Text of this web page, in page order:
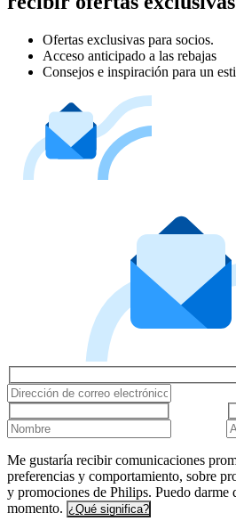
Ofertas exclusivas para socios.
Acceso anticipado a las rebajas
Consejos e inspiración para un
Me gustaría recibir comunicaciones
preferencias y comportamiento, sobre
y promociones de Philips. Puedo darme
momento. ¿Qué significa?